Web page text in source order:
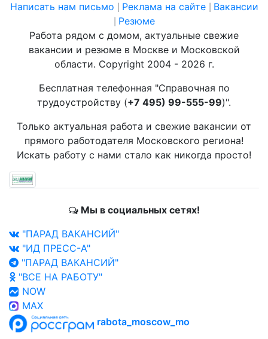
Написать нам письмо
Реклама на сайте Вакансии
Резюме
Работа рядом с домом, актуальные свежие
вакансии и резюме в Москве и Московской
области. Copyright 2004 - 2026 г.
Бесплатная телефонная "Справочная по
трудоустройству (+7 495) 99-555-99)".
Только актуальная работа и свежие вакансии от
прямого работодателя Московского региона!
Искать работу с нами стало как никогда просто!
Мы в социальных сетях!
"ПАРАД ВАКАНСИЙ"
"ИД ПРЕСС-А"
"ПАРАД ВАКАНСИЙ"
"ВСЕ НА РАБОТУ"
NOW
MAX
rabota_moscow_mo